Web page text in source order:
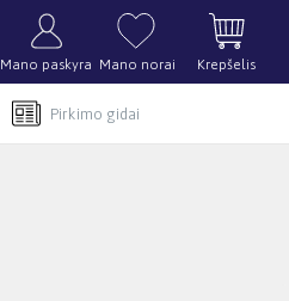
Mano paskyra Mano norai Krepšelis
Pirkimo gidai